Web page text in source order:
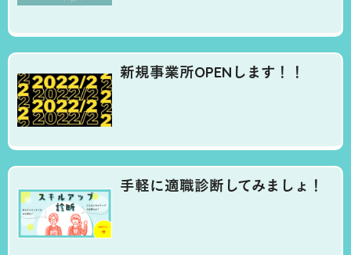
新規事業所OPENします！！
手軽に適職診断してみましょ！